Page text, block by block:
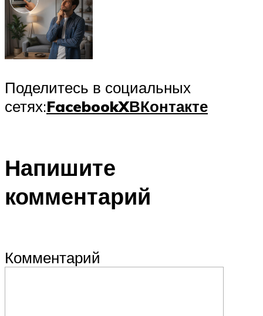
Поделитесь в социальных
сетях:FacebookXВКонтакте
Напишите
комментарий
Комментарий